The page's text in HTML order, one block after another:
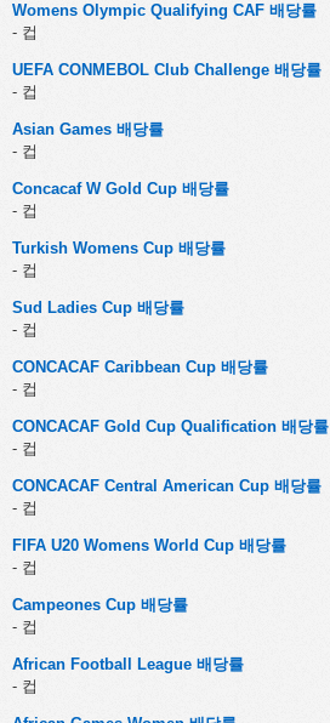
Womens Olympic Qualifying CAF 배당률
- 컵
UEFA CONMEBOL Club Challenge 배당률
- 컵
Asian Games 배당률
- 컵
Concacaf W Gold Cup 배당률
- 컵
Turkish Womens Cup 배당률
- 컵
Sud Ladies Cup 배당률
- 컵
CONCACAF Caribbean Cup 배당률
- 컵
CONCACAF Gold Cup Qualification 배당률
- 컵
CONCACAF Central American Cup 배당률
- 컵
FIFA U20 Womens World Cup 배당률
- 컵
Campeones Cup 배당률
- 컵
African Football League 배당률
- 컵